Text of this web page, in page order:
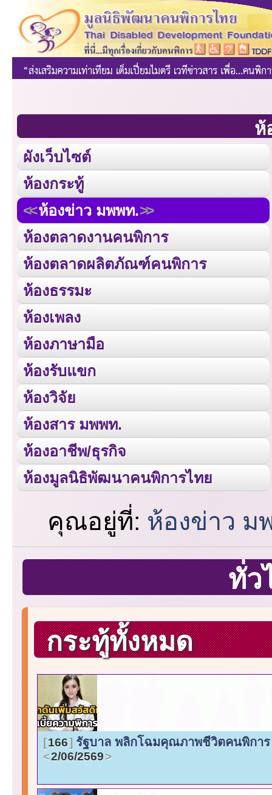
ห้
ผังเว็บไซต์
ห้องกระทู้
ห้องข่าว มพพท.
ห้องตลาดงานคนพิการ
ห้องตลาดผลิตภัณฑ์คนพิการ
ห้องธรรมะ
ห้องเพลง
ห้องภาษามือ
ห้องรับแขก
ห้องวิจัย
ห้องสาร มพพท.
ห้องอาชีพ/ธุรกิจ
ห้องมูลนิธิพัฒนาคนพิการไทย
คุณอยู่ที่: ห้องข่าว
ทั่ว
กระทู้ทั้งหมด
166 รัฐบาล พลิกโฉมคุณภาพชีวิตคนพิกา
2/06/2569